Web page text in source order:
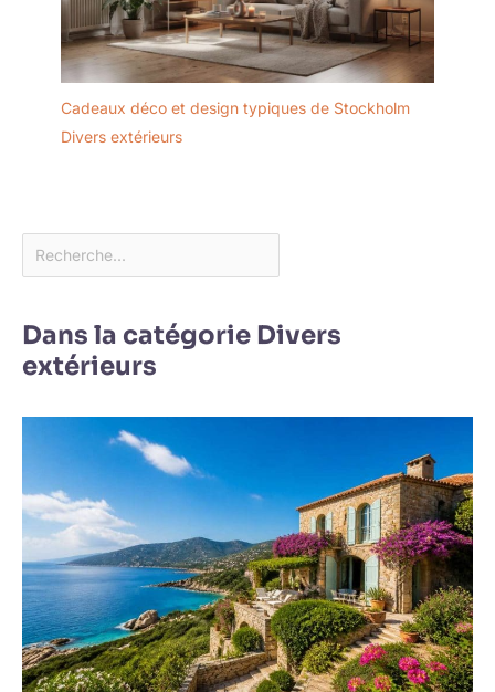
Cadeaux déco et design typiques de Stockholm
Divers extérieurs
Dans la catégorie Divers
extérieurs